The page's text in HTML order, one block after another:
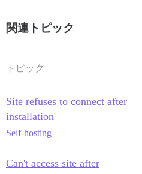
関連トピック
トピック
Site refuses to connect after
installation
Self-hosting
Can't access site after